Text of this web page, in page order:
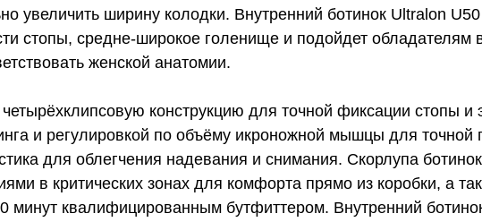
увеличить ширину колодки. Внутренний ботинок Ultralon
стопы, средне-широкое голенище и подойдет
женской анатомии.
конструкцию для точной фиксации
и регулировкой по объёму икроножной мышцы для
для облегчения надевания и снимания. Скорлупа
в критических зонах для комфорта прямо из коробки, а
минут квалифицированным бутфиттером. Внутренний